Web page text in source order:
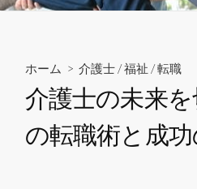
キ
ホーム > 介護士 /福祉 /転職
介護士の未来
の転職術と成